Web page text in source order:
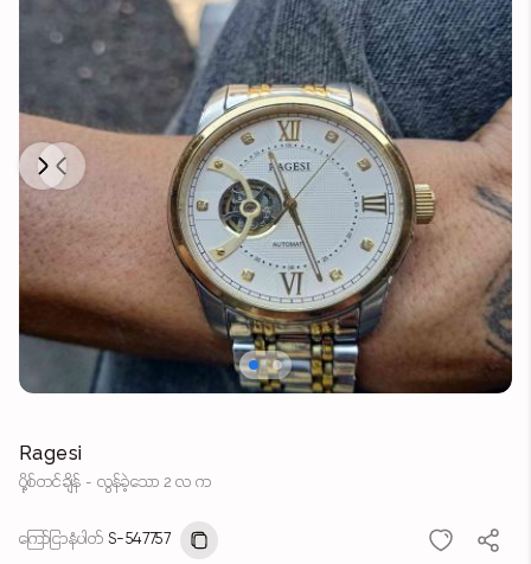
Previous
Next
Ragesi
ပို့စ်တင်ချိန် - လွန်ခဲ့သော 2 လ က
ကြော်ငြာနံပါတ် S-547757